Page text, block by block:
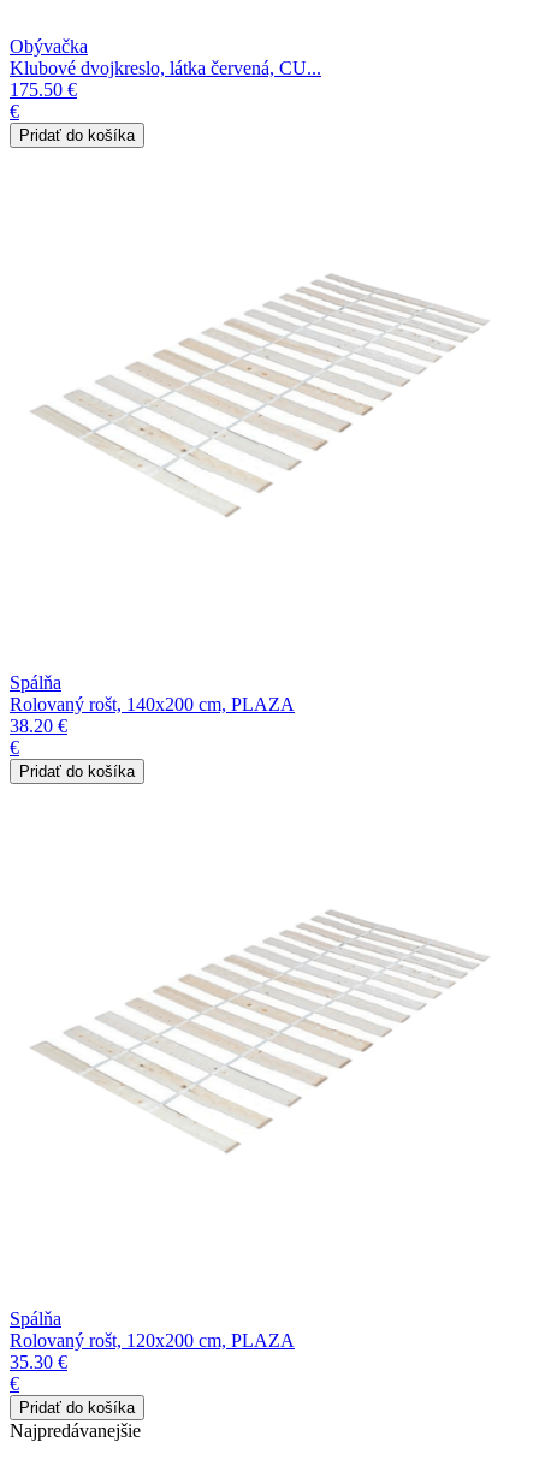
Obývačka
Klubové dvojkreslo, látka červená, CU...
175.50 €
€
Spálňa
Rolovaný rošt, 140x200 cm, PLAZA
38.20 €
€
Spálňa
Rolovaný rošt, 120x200 cm, PLAZA
35.30 €
€
Najpredávanejšie